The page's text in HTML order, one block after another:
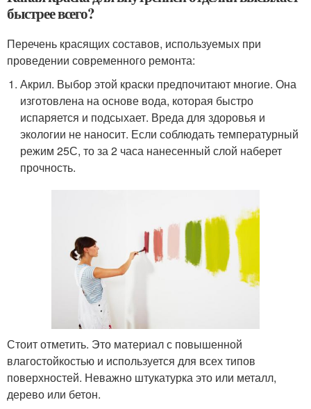
быстрее всего?
Перечень красящих составов, используемых при
проведении современного ремонта:
Акрил. Выбор этой краски предпочитают многие. Она
изготовлена на основе вода, которая быстро
испаряется и подсыхает. Вреда для здоровья и
экологии не наносит. Если соблюдать температурный
режим 25С, то за 2 часа нанесенный слой наберет
прочность.
Стоит отметить. Это материал с повышенной
влагостойкостью и используется для всех типов
поверхностей. Неважно штукатурка это или металл,
дерево или бетон.